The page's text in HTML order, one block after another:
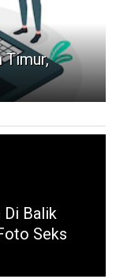
Timur,
Balik
Seks